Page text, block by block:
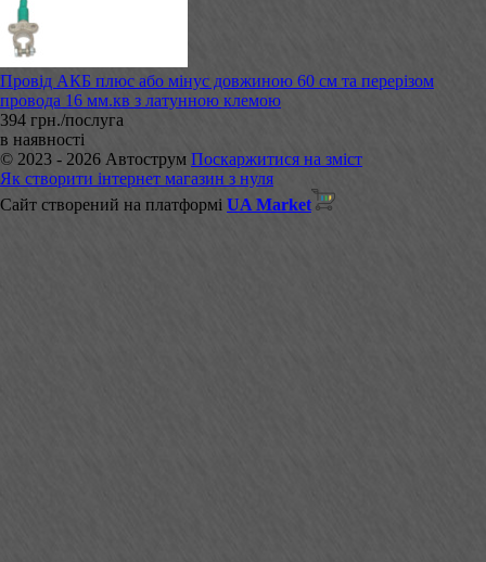
Провід АКБ плюс або мінус довжиною 60 см та перерізом
провода 16 мм.кв з латунною клемою
394 грн./послуга
в наявності
© 2023 - 2026 Автострум Поскаржитися на зміст
Як створити інтернет магазин з нуля
Сайт створений на платформі UA Market